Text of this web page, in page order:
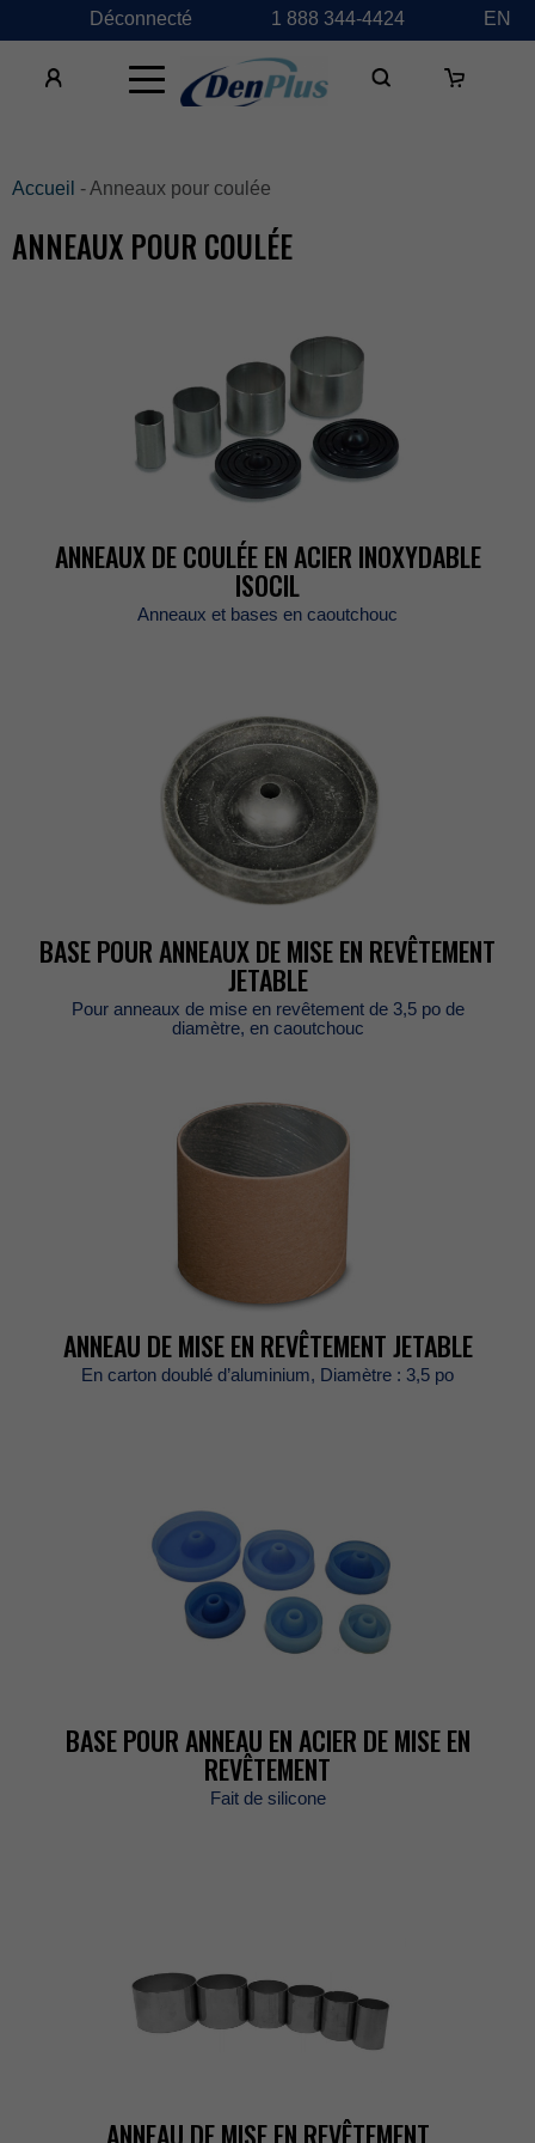
Déconnecté 1888344-4424 EN
×
Accueil -Anneauxpourcoulée
ANNEAUXPOURCOULÉE
ANNEAUXDECOULÉEENACIERINOXYDABLE
ISOCIL
Anneauxetbasesencaoutchouc
BASEPOURANNEAUXDEMISEENREVÊTEMENT
JETABLE
Pouranneauxdemiseenrevêtementde3,5pode
diamètre,encaoutchouc
ANNEAUDEMISEENREVÊTEMENTJETABLE
Encartondoubléd’aluminium,Diamètre:3,5po
BASEPOURANNEAUENACIERDEMISEEN
REVÊTEMENT
Faitdesilicone
ANNEAUDEMISEENREVÊTEMENT